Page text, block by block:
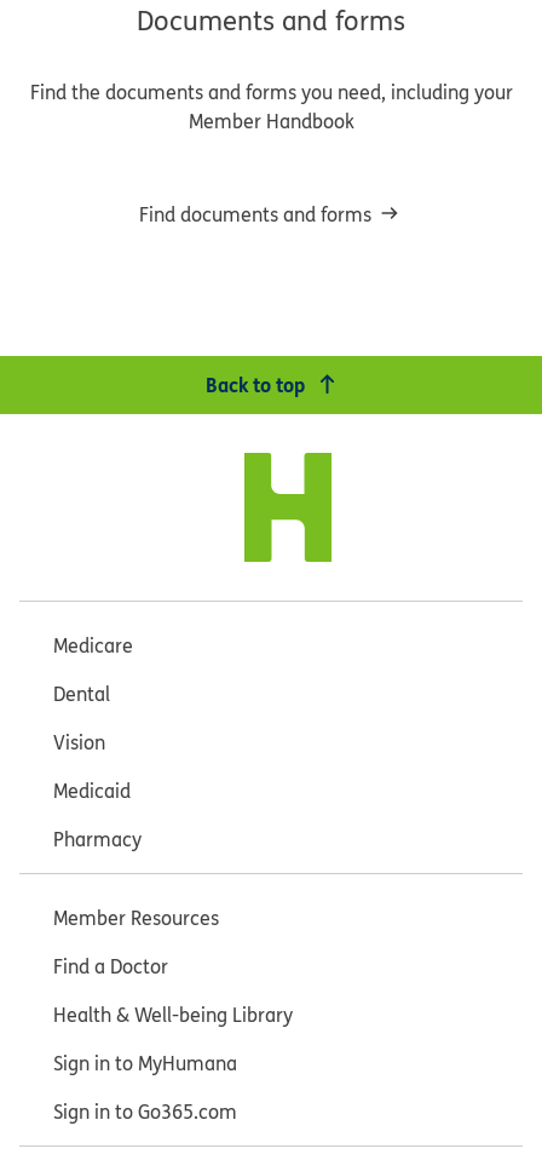
Documents and forms
Find the documents and forms you need, including your
Member Handbook
Find documents and forms
Back to top
Medicare
Dental
Vision
Medicaid
Pharmacy
Member Resources
Find a Doctor
Health & Well-being Library
Sign in to MyHumana
Sign in to Go365.com